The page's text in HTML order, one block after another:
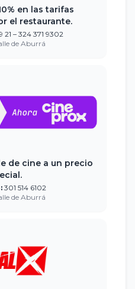
en las tarifas
el restaurante.
– 324 371 9302
de Aburrá
de cine a un precio
301 514 6102
de Aburrá